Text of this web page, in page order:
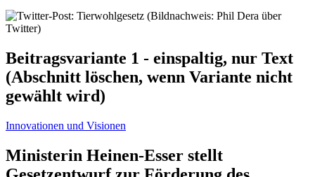
Beitragsvariante 1 - einspaltig, nur Text
(Abschnitt löschen, wenn Variante nicht
gewählt wird)
Innovationen und Visionen
Ministerin Heinen-Esser stellt